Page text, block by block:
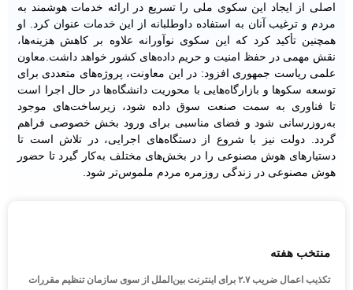
اصلی از ایجاد این سکوی ملی را تسریع در ارائه خدمات هوشمند به
مردم و ترغیب آنان به استفاده داوطلبانه از این خدمات عنوان کرد. او
همچنین تأکید کرد که این سکوی نوآورانه علاوه بر کاهش هزینه‌ها،
نقش مهمی در حفظ امنیت و حریم داده‌های کشور خواهد داشت. معاون
علمی ریاست جمهوری افزود: در این معاونت، پروژه‌های متعددی برای
توسعه سکوها و بازارگاه‌هایی با محوریت دانشگاه‌ها در حال اجرا است
تا فناوری به سمت صنعت سوق داده شود، زیرساخت‌های موجود
به‌روزرسانی شود و فضای مناسبی برای ورود بخش خصوصی فراهم
گردد. دولت نیز با شروع از دستگاه‌های اجرایی، در تلاش است تا
دستیارهای هوش مصنوعی را در بخش‌های مختلف به‌کار گیرد تا حضور
هوش مصنوعی در زندگی روزمره مردم ملموس‌تر شود.
منتخب هفته
تکذیب اعمال ضریب ۲.۷ برای اینترنت بین‌الملل از سوی سازمان تنظیم مقررات